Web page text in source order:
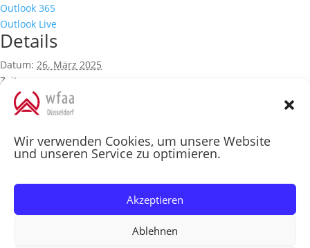
Wir verwenden Cookies, um unsere Website
und unseren Service zu optimieren.
Akzeptieren
Ablehnen
Outlook 365
Outlook Live
Details
Datum: 26. März 2025
Zeit:
9:30 - 10:00
Veranstaltungskategorie: